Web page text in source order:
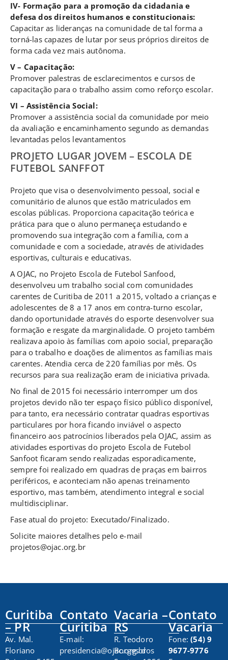
IV- Formação para a promoção da cidadania e
defesa dos direitos humanos e constitucionais:
Capacitar as lideranças na comunidade de tal forma a
torná-las capazes de lutar por seus próprios direitos de
forma cada vez mais autônoma.
V – Capacitação:
Promover palestras de esclarecimentos e cursos de
capacitação para o trabalho assim como reforço escolar.
VI – Assistência Social:
Promover a assistência social da comunidade por meio
da avaliação e encaminhamento segundo as demandas
levantadas pelos levantamentos
PROJETO LUGAR JOVEM – ESCOLA DE
FUTEBOL SANFFOT
Projeto que visa o desenvolvimento pessoal, social e
comunitário de alunos que estão matriculados em
escolas públicas. Proporciona capacitação teórica e
prática para que o aluno permaneça estudando e
promovendo sua integração com a família, com a
comunidade e com a sociedade, através de atividades
esportivas, culturais e educativas.
A OJAC, no Projeto Escola de Futebol Sanfood,
desenvolveu um trabalho social com comunidades
carentes de Curitiba de 2011 a 2015, voltado a crianças e
adolescentes de 8 a 17 anos em contra-turno escolar,
dando oportunidade através do esporte desenvolver sua
formação e resgate da marginalidade. O projeto também
realizava apoio às famílias com apoio social, preparação
para o trabalho e doações de alimentos as famílias mais
carentes. Atendia cerca de 220 famílias por mês. Os
recursos para sua realização eram de iniciativa privada.
No final de 2015 foi necessário interromper um dos
projetos devido não ter espaço físico público disponível,
para tanto, era necessário contratar quadras esportivas
particulares por hora ficando inviável o aspecto
financeiro aos patrocínios liberados pela OJAC, assim as
atividades esportivas do projeto Escola de Futebol
Sanfoot ficaram sendo realizadas esporadicamente,
sempre foi realizado em quadras de praças em bairros
periféricos, e aconteciam não apenas treinamento
esportivo, mas também, atendimento integral e social
multidisciplinar.
Fase atual do projeto: Executado/Finalizado.
Solicite maiores detalhes pelo e-mail
projetos@ojac.org.br
Curitiba
– PR
Av. Mal.
Floriano
Contato
Curitiba
E-mail:
presidencia@ojac.org.br
Vacaria –
RS
R. Teodoro
Borges dos
Contato
Vacaria
Fone: (54) 9
9677-9776